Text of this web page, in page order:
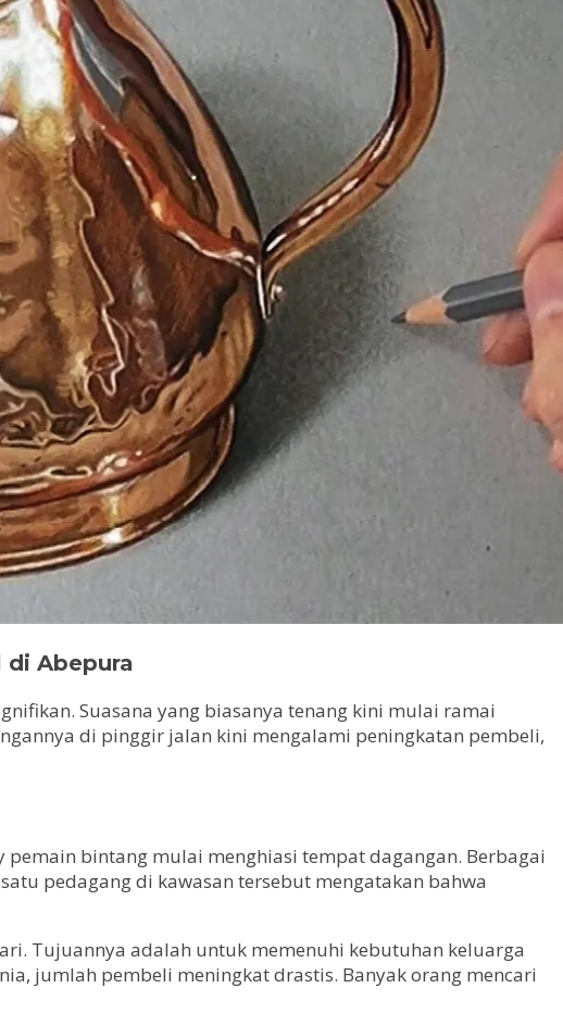
di Abepura
Suasana yang biasanya tenang kini mulai ramai
di pinggir jalan kini mengalami peningkatan pembeli,
bintang mulai menghiasi tempat dagangan. Berbagai
pedagang di kawasan tersebut mengatakan bahwa
Tujuannya adalah untuk memenuhi kebutuhan keluarga
jumlah pembeli meningkat drastis. Banyak orang mencari